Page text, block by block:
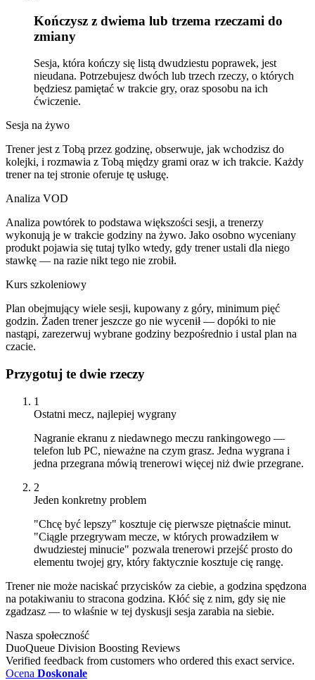
Kończysz z dwiema lub trzema rzeczami do
zmiany
Sesja, która kończy się listą dwudziestu poprawek, jest
nieudana. Potrzebujesz dwóch lub trzech rzeczy, o których
będziesz pamiętać w trakcie gry, oraz sposobu na ich
ćwiczenie.
Sesja na żywo
Trener jest z Tobą przez godzinę, obserwuje, jak wchodzisz do
kolejki, i rozmawia z Tobą między grami oraz w ich trakcie. Każdy
trener na tej stronie oferuje tę usługę.
Analiza VOD
Analiza powtórek to podstawa większości sesji, a trenerzy
wykonują je w trakcie godziny na żywo. Jako osobno wyceniany
produkt pojawia się tutaj tylko wtedy, gdy trener ustali dla niego
stawkę — na razie nikt tego nie zrobił.
Kurs szkoleniowy
Plan obejmujący wiele sesji, kupowany z góry, minimum pięć
godzin. Żaden trener jeszcze go nie wycenił — dopóki to nie
nastąpi, zarezerwuj wybrane godziny bezpośrednio i ustal plan na
czacie.
Przygotuj te dwie rzeczy
1
Ostatni mecz, najlepiej wygrany
Nagranie ekranu z niedawnego meczu rankingowego —
telefon lub PC, nieważne na czym grasz. Jedna wygrana i
jedna przegrana mówią trenerowi więcej niż dwie przegrane.
2
Jeden konkretny problem
"Chcę być lepszy" kosztuje cię pierwsze piętnaście minut.
"Ciągle przegrywam mecze, w których prowadziłem w
dwudziestej minucie" pozwala trenerowi przejść prosto do
elementu twojej gry, który faktycznie kosztuje cię rangę.
Trener nie może naciskać przycisków za ciebie, a godzina spędzona
na potakiwaniu to stracona godzina. Kłóć się z nim, gdy się nie
zgadzasz — to właśnie w tej dyskusji sesja zarabia na siebie.
Nasza społeczność
DuoQueue Division Boosting Reviews
Verified feedback from customers who ordered this exact service.
Ocena Doskonale